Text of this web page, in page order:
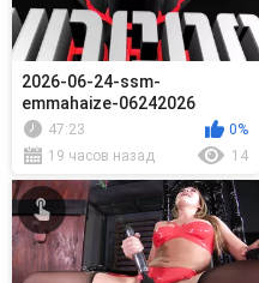
2026-06-24-ssm-
emmahaize-06242026
47:23
0%
19 часов назад
14